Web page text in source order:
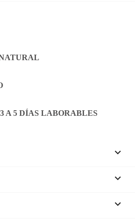
A 5 DÍAS LABORABLES


